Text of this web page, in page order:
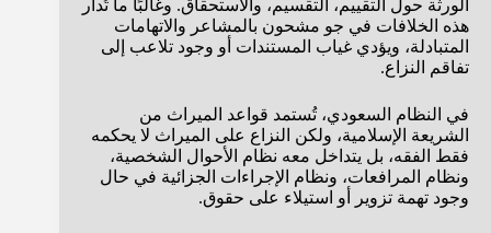
الورثة حول التقييم، التقسيم، والاستحقاق. وغالبًا ما تُدار
هذه الخلافات في جو مشحون بالمشاعر والاتهامات
المتبادلة، ويؤدي غياب المستندات أو وجود تلاعب إلى
تفاقم النزاع.
في النظام السعودي، تُستمد قواعد الميراث من
الشريعة الإسلامية، ولكن النزاع على الميراث لا يحكمه
فقط الفقه، بل يتداخل معه نظام الأحوال الشخصية،
ونظام المرافعات، ونظام الإجراءات الجزائية في حال
وجود تهمة تزوير أو استيلاء على حقوق.